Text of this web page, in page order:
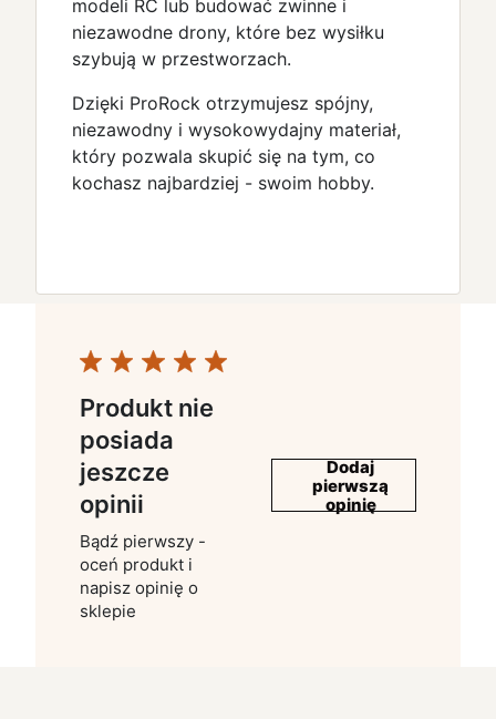
modeli RC lub budować zwinne i
niezawodne drony, które bez wysiłku
szybują w przestworzach.
Dzięki ProRock otrzymujesz spójny,
niezawodny i wysokowydajny materiał,
który pozwala skupić się na tym, co
kochasz najbardziej - swoim hobby.
Produkt nie
posiada
jeszcze
opinii
Bądź pierwszy -
oceń produkt i
napisz opinię o
sklepie
Dodaj
pierwszą
opinię